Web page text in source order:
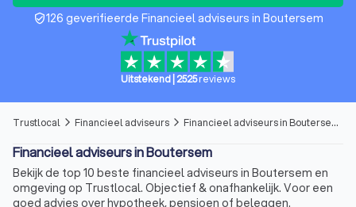
verified_user126 geverifieerde Financieel adviseurs in Boutersem
Uitstekend 2525reviews
Trustlocal arrow_forward_ios Financieel adviseurs arrow_forward_ios Financieel adviseurs in Boutersem
Financieel adviseurs in Boutersem
Bekijk de top 10 beste financieel adviseurs in Boutersem en
omgeving op Trustlocal. Objectief & onafhankelijk. Voor een
goed advies over hypotheek, pensioen of beleggen.